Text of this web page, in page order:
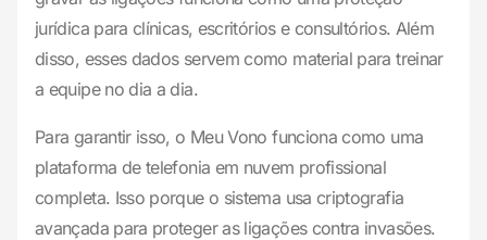
jurídica para clínicas, escritórios e consultórios. Além
disso, esses dados servem como material para treinar
a equipe no dia a dia.
Para garantir isso, o Meu Vono funciona como uma
plataforma de telefonia em nuvem profissional
completa. Isso porque o sistema usa criptografia
avançada para proteger as ligações contra invasões.